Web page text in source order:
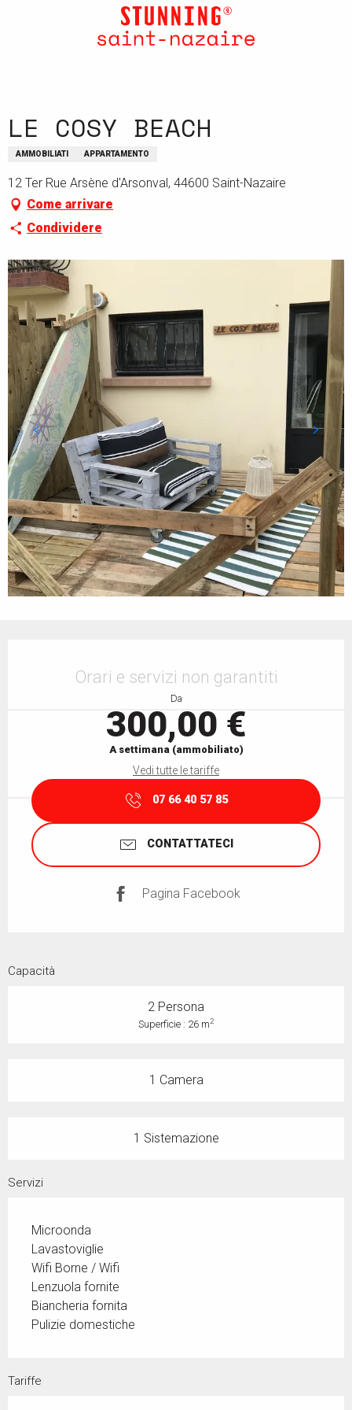
LE COSY BEACH
AMMOBILIATI APPARTAMENTO
12 Ter Rue Arsène d'Arsonval, 44600 Saint-Nazaire
Come arrivare
Condividere
Orari e servizi non garantiti
Da
300,00 €
A settimana (ammobiliato)
Vedi tutte le tariffe
07 66 40 57 85
CONTATTATECI
Pagina Facebook
Capacità
2 Persona
Superficie : 26 m2
1 Camera
1 Sistemazione
Servizi
Microonda
Lavastoviglie
Wifi Borne / Wifi
Lenzuola fornite
Biancheria fornita
Pulizie domestiche
Tariffe